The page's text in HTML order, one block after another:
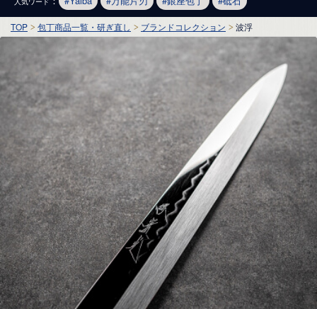
TOP 包丁商品一覧・研ぎ直し ブランドコレクション 波浮